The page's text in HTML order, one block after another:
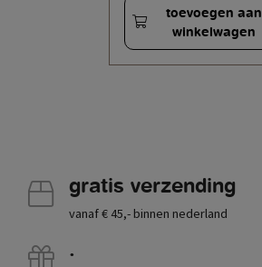
toevoegen aan
winkelwagen
gratis verzending
vanaf € 45,- binnen nederland
.